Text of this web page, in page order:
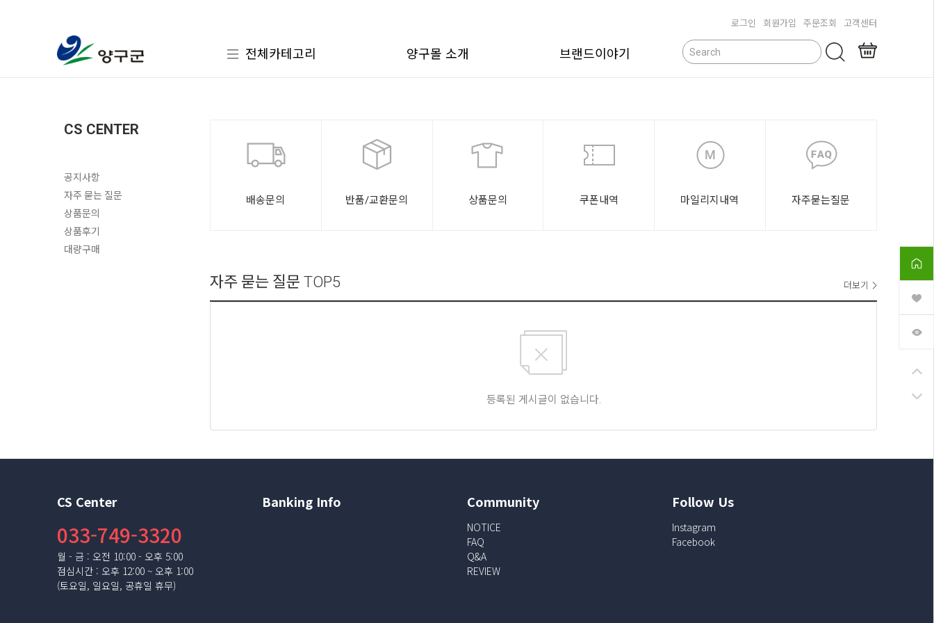
로그인 회원가입 주문조회 고객센터
전체카테고리 양구몰 소개 브랜드이야기
CS CENTER
공지사항
자주 묻는 질문
상품문의
상품후기
대량구매
배송문의 반품/교환문의 상품문의 쿠폰내역 마일리지내역 자주묻는질문
자주 묻는 질문 TOP5 더보기
등록된 게시글이 없습니다.
CS Center
033-749-3320
월 - 금 : 오전 10:00 - 오후 5:00
점심시간 : 오후 12:00 ~ 오후 1:00
(토요일, 일요일, 공휴일 휴무)
Banking Info Community
NOTICE
FAQ
Q&A
REVIEW
Follow Us
Instagram
Facebook